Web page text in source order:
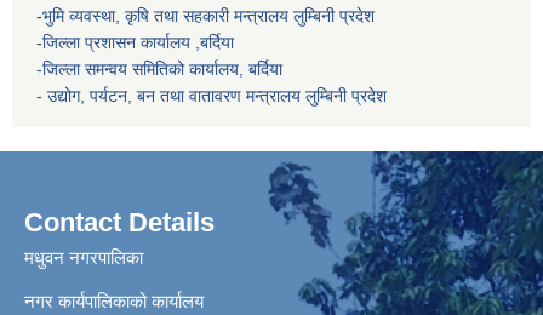
-भुमि व्यवस्था, कृषि तथा सहकारी मन्त्रालय लुम्बिनी प्रदेश
-जिल्ला प्रशासन कार्यालय ,बर्दिया
-जिल्ला समन्वय समितिको कार्यालय, बर्दिया
- उद्योग, पर्यटन, बन तथा वातावरण मन्त्रालय लुम्बिनी प्रदेश
Contact Details
मधुवन नगरपालिका
नगर कार्यपालिकाको कार्यालय